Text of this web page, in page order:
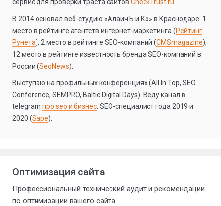
сервис для проверки траста сайтов CheckTrust.ru
В 2014 основал веб-студию «АлаичЪ и Ко» в Краснодаре: 1
место в рейтинге агентств интернет-маркетинга (Рейтинг
Рунета), 2 место в рейтинге SEO-компаний (CMSmagazine),
12 место в рейтинге известность бренда SEO-компаний в
России (SeoNews).
Выступаю на профильных конференциях (All In Top, SEO
Conference, SEMPRO, Baltic Digital Days). Веду канал в
telegram про seo и бизнес . SEO-специалист года 2019 и
2020 (Sape).
Оптимизация сайта
Профессиональный технический аудит и рекомендации
по оптимизации вашего сайта.